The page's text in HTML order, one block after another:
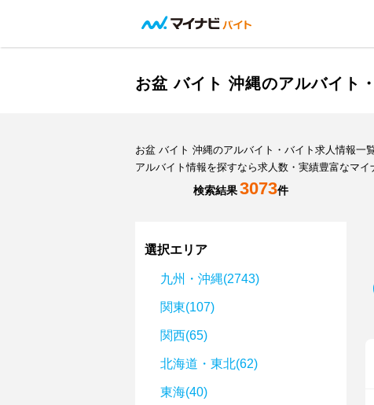
お盆 バイト 沖縄のアルバイト
お盆 バイト 沖縄のアルバイト・バイト求人情報一
アルバイト情報を探すなら求人数・実績豊富なマイ
検索結果3073件
選択エリア
九州・沖縄(2743)
関東(107)
関西(65)
北海道・東北(62)
東海(40)